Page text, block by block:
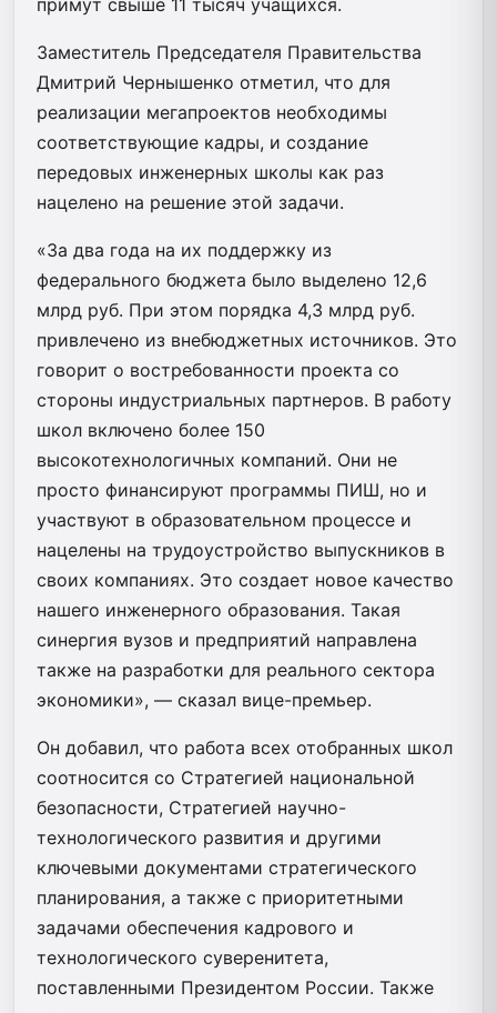
Заместитель Председателя Правительства
Дмитрий Чернышенко отметил, что для
реализации мегапроектов необходимы
соответствующие кадры, и создание
передовых инженерных школы как раз
нацелено на решение этой задачи.
«За два года на их поддержку из
федерального бюджета было выделено 12,6
млрд руб. При этом порядка 4,3 млрд руб.
привлечено из внебюджетных источников. Это
говорит о востребованности проекта со
стороны индустриальных партнеров. В работу
школ включено более 150
высокотехнологичных компаний. Они не
просто финансируют программы ПИШ, но и
участвуют в образовательном процессе и
нацелены на трудоустройство выпускников в
своих компаниях. Это создает новое качество
нашего инженерного образования. Такая
синергия вузов и предприятий направлена
также на разработки для реального сектора
экономики», — сказал вице-премьер.
Он добавил, что работа всех отобранных школ
соотносится со Стратегией национальной
безопасности, Стратегией научно-
технологического развития и другими
ключевыми документами стратегического
планирования, а также с приоритетными
задачами обеспечения кадрового и
технологического суверенитета,
поставленными Президентом России. Также